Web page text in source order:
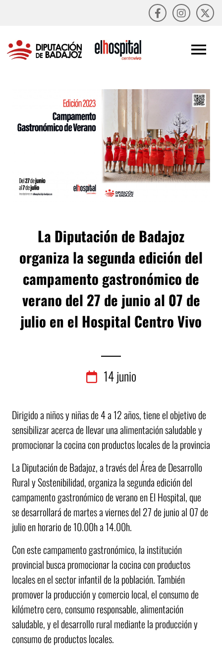
La Diputación de Badajoz
organiza la segunda edición del
campamento gastronómico de
verano del 27 de junio al 07 de
julio en el Hospital Centro Vivo
14junio
Dirigido a niños y niñas de 4 a 12 años, tiene el objetivo de
sensibilizar acerca de llevar una alimentación saludable y
promocionar la cocina con productos locales de la provincia
La Diputación de Badajoz, a través del Área de Desarrollo
Rural y Sostenibilidad, organiza la segunda edición del
campamento gastronómico de verano en El Hospital, que
se desarrollará de martes a viernes del 27 de junio al 07 de
julio en horario de 10.00h a 14.00h.
Con este campamento gastronómico, la institución
provincial busca promocionar la cocina con productos
locales en el sector infantil de la población. También
promover la producción y comercio local, el consumo de
kilómetro cero, consumo responsable, alimentación
saludable, y el desarrollo rural mediante la producción y
consumo de productos locales.